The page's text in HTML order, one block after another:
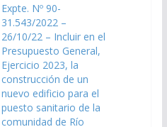
Expte. Nº 90-
31.543/2022 –
26/10/22 – Incluir en el
Presupuesto General,
Ejercicio 2023, la
construcción de un
nuevo edificio para el
puesto sanitario de la
comunidad de Río